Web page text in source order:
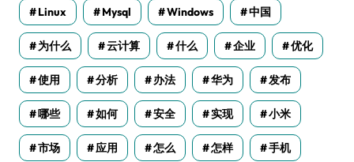
Linux Mysql Windows 中国
为什么 云计算 什么 企业 优化
使用 分析 办法 华为 发布
哪些 如何 安全 实现 小米
市场 应用 怎么 怎样 手机